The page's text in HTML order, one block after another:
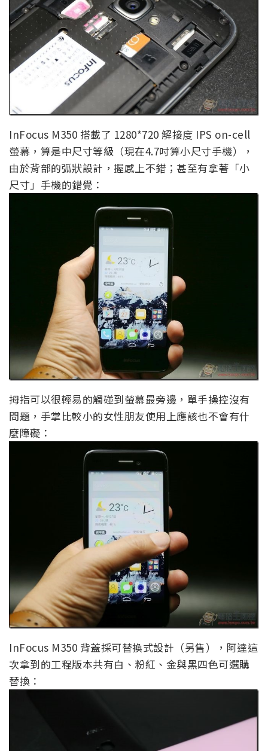
InFocus M350 搭載了 1280*720 解接度 IPS on-cell
螢幕，算是中尺寸等級（現在4.7吋算小尺寸手機），
由於背部的弧狀設計，握感上不錯；甚至有拿著「小
尺寸」手機的錯覺：
拇指可以很輕易的觸碰到螢幕最旁邊，單手操控沒有
問題，手掌比較小的女性朋友使用上應該也不會有什
麼障礙：
InFocus M350 背蓋採可替換式設計（另售），阿達這
次拿到的工程版本共有白、粉紅、金與黑四色可選購
替換：